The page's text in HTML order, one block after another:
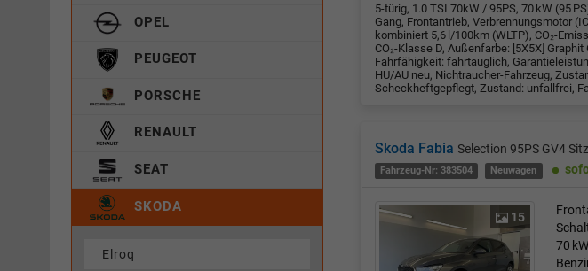
5-türig, 1.0 TSI 70kW / 95PS, 70 kW (95
Gang, Frontantrieb, Verbrennungsmotor
kombiniert 5,6 l/100km (WLTP), CO₂-
CO₂-Klasse D, Außenfarbe: [5X5X]
Fahrfähigkeit: fahrtauglich,
HU/AU neu, Nichtraucher-Fahrzeug,
Scheckheftgepflegt, Zustand: unfallfrei,
Skoda Fabia Selection 95PS GV4
Fahrzeug-Nr: 383504 Neuwagen
15
70
OPEL
PEUGEOT
PORSCHE
RENAULT
SEAT
SKODA
Elroq